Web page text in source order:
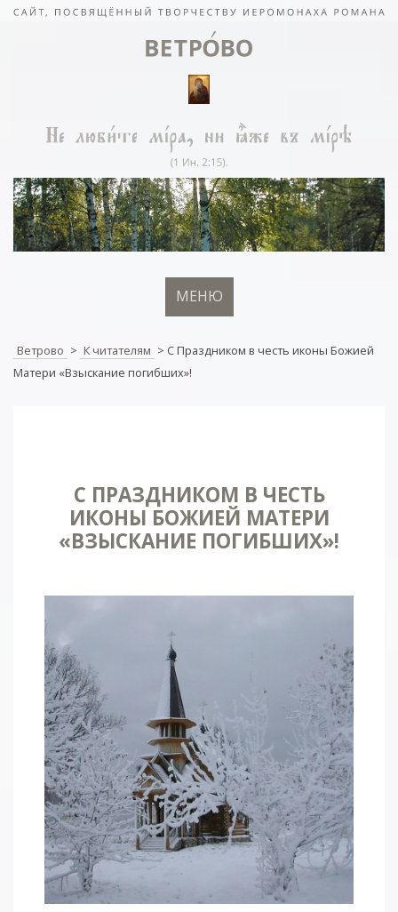
МЕНЮ
Ветрово > К читателям > С Праздником в честь иконы Божией
Матери «Взыскание погибших»!
С ПРАЗДНИКОМ В ЧЕСТЬ
ИКОНЫ БОЖИЕЙ МАТЕРИ
«ВЗЫСКАНИЕ ПОГИБШИХ»!